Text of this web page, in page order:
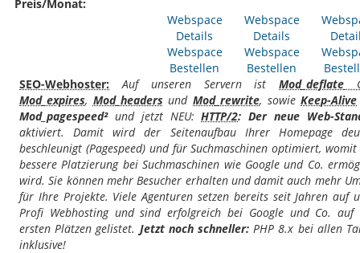
Preis/Monat:
Webspace
Details
Webspace
Bestellen
Webspace
Details
Webspace
Bestellen
SEO-Webhoster: Auf unseren Servern istMod_deflate
Mod_expires, Mod_headersundMod_rewrite, sowieKeep-Alive
Mod_pagespeed²und jetzt NEU:HTTP/2: Der neue Web-
aktiviert. Damit wird der Seitenaufbau Ihrer Homepage
beschleunigt (Pagespeed) und für Suchmaschinen optimiert, womit
bessere Platzierung bei Suchmaschinen wie Google und Co.
wird. Sie können mehr Besucher erhalten und damit auch mehr
für Ihre Projekte. Viele Agenturen setzen bereits seit Jahren auf
Profi Webhosting und sind erfolgreich bei Google und Co. auf
ersten Plätzen gelistet. Jetzt noch schneller: PHP 8.x bei allen
inklusive!